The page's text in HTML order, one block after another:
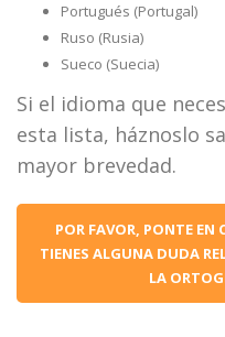
Portugués (Portugal)
Ruso (Rusia)
Sueco (Suecia)
Si el idioma que
esta lista, háznoslo
mayor brevedad.
POR FAVOR, PONTE
TIENES ALGUNA DUDA
LA